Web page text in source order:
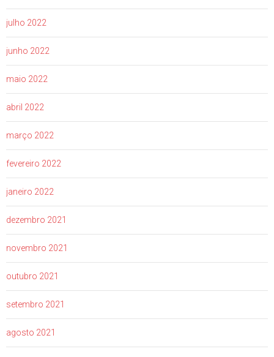
julho 2022
junho 2022
maio 2022
abril 2022
março 2022
fevereiro 2022
janeiro 2022
dezembro 2021
novembro 2021
outubro 2021
setembro 2021
agosto 2021